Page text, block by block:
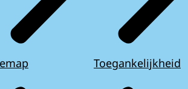
Toegankelijkheid